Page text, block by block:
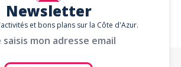
Newsletter
et bons plans sur la Côte d'Azur.
saisis mon adresse email